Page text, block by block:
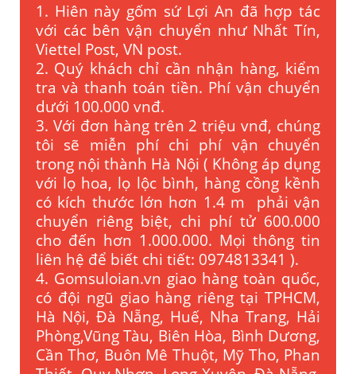
1. Hiên này gốm sứ Lợi An đã hợp tác
với các bên vận chuyển như Nhất Tín,
Viettel Post, VN post.
2. Quý khách chỉ cần nhận hàng, kiểm
tra và thanh toán tiền. Phí vận chuyển
dưới 100.000 vnđ.
3. Với đơn hàng trên 2 triệu vnđ, chúng
tôi sẽ miễn phí chi phí vận chuyển
trong nội thành Hà Nội ( Không áp dụng
với lọ hoa, lọ lộc bình, hàng cồng kềnh
có kích thước lớn hơn 1.4 m phải vận
chuyển riêng biệt, chi phí tử 600.000
cho đến hơn 1.000.000. Mọi thông tin
liên hệ để biết chi tiết: 0974813341 ).
4. Gomsuloian.vn giao hàng toàn quốc,
có đội ngũ giao hàng riêng tại TPHCM,
Hà Nội, Đà Nẵng, Huế, Nha Trang, Hải
Phòng,Vũng Tàu, Biên Hòa, Bình Dương,
Cần Thơ, Buôn Mê Thuột, Mỹ Tho, Phan